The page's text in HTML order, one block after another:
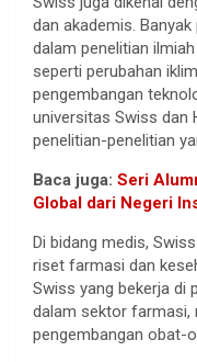
dan akademis.
dalam penelitian
seperti perubahan
pengembangan
universitas Swiss dan
penelitian-penelitian
Baca juga: Seri
Global dari Negeri
Di bidang medis,
riset farmasi dan
Swiss yang bekerja di
dalam sektor farmasi,
pengembangan obat-